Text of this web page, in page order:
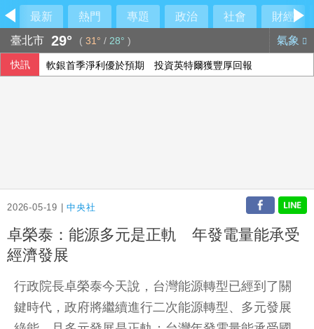
最新 熱門 專題 政治 社會
財經
臺北市 29° ( 31° / 28° ) 氣象
快訊 軟銀首季淨利優於預期 投資英特爾獲豐厚回報
2026-05-19 |中央社
卓榮泰：能源多元是正軌 年發電量能承受
經濟發展
行政院長卓榮泰今天說，台灣能源轉型已經到了關
鍵時代，政府將繼續進行二次能源轉型、多元發展